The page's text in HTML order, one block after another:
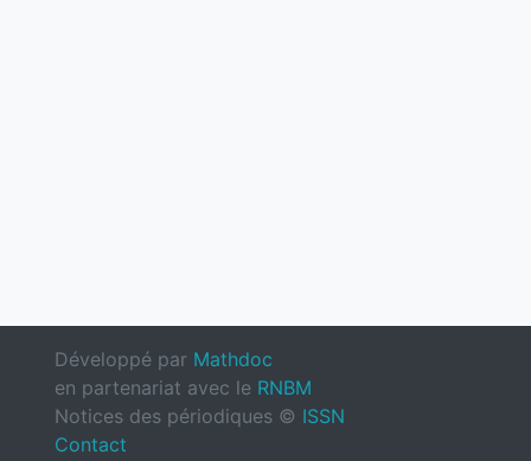
Développé par Mathdoc
en partenariat avec le RNBM
Notices des périodiques © ISSN
Contact